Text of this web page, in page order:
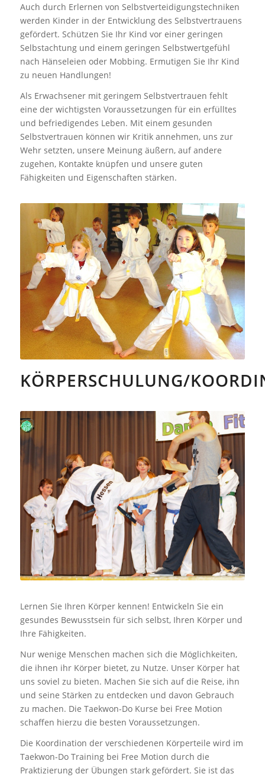
Auch durch Erlernen von Selbstverteidigungstechniken
werden Kinder in der Entwicklung des Selbstvertrauens
gefördert. Schützen Sie Ihr Kind vor einer geringen
Selbstachtung und einem geringen Selbstwertgefühl
nach Hänseleien oder Mobbing. Ermutigen Sie Ihr Kind
zu neuen Handlungen!
Als Erwachsener mit geringem Selbstvertrauen fehlt
eine der wichtigsten Voraussetzungen für ein erfülltes
und befriedigendes Leben. Mit einem gesunden
Selbstvertrauen können wir Kritik annehmen, uns zur
Wehr setzten, unsere Meinung äußern, auf andere
zugehen, Kontakte knüpfen und unsere guten
Fähigkeiten und Eigenschaften stärken.
KÖRPERSCHULUNG/
Lernen Sie Ihren Körper kennen! Entwickeln Sie ein
gesundes Bewusstsein für sich selbst, Ihren Körper und
Ihre Fähigkeiten.
Nur wenige Menschen machen sich die Möglichkeiten,
die ihnen ihr Körper bietet, zu Nutze. Unser Körper hat
uns soviel zu bieten. Machen Sie sich auf die Reise, ihn
und seine Stärken zu entdecken und davon Gebrauch
zu machen. Die Taekwon-Do Kurse bei Free Motion
schaffen hierzu die besten Voraussetzungen.
Die Koordination der verschiedenen Körperteile wird im
Taekwon-Do Training bei Free Motion durch die
Praktizierung der Übungen stark gefördert. Sie ist das